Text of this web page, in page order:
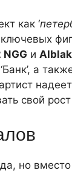
как ‘
и
а
свой
но